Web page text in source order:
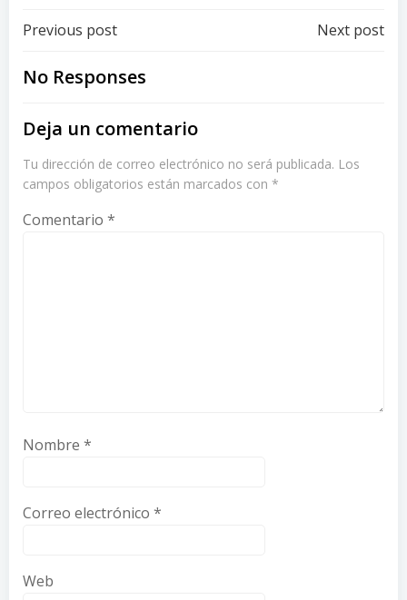
Post
navigation
Previous post Next post
No Responses
Deja un comentario
Tu dirección de correo electrónico no será publicada. Los
campos obligatorios están marcados con *
Comentario *
Nombre *
Correo electrónico *
Web